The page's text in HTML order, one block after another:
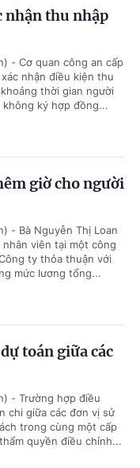
nhận thu nhập
- Cơ quan công an cấp
nhận điều kiện thu
thời gian người
không ký hợp đồng...
giờ cho người
- Bà Nguyễn Thị Loan
nhân viên tại một công
ty thỏa thuận với
mức lương tổng...
toán giữa các
- Trường hợp điều
chi giữa các đơn vị sử
trong cùng một cấp
quyền điều chỉnh...